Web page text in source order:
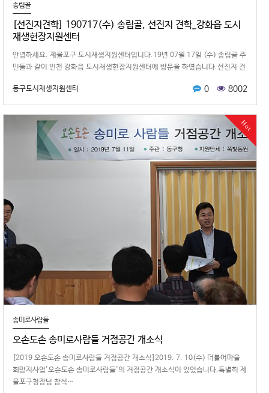
송림골
[선진지견학] 190717(수) 송림골, 선진지 견학_강화읍 도시
재생현장지원센터
안녕하세요. 제물포구 도시재생지원센터입니다.19년 07월 17일 (수) 송림골 주
민들과 같이 인천 강화읍 도시재생현장지원센터에 방문을 하였습니다.선진지 견
동구도시재생지원센터
0 8002
Hot
송미로사람들
오손도손 송미로사람들 거점공간 개소식
[2019 오손도손 송미로사람들 거점공간 개소식]​​2019. 7. 10(수) 더불어마을
희망지사업'오손도손 송미로사람들'의 거점공간 개소식이 있었습니다.특별히 제
물포구청장님 참석…